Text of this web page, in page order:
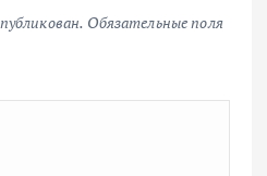
Обязательные поля